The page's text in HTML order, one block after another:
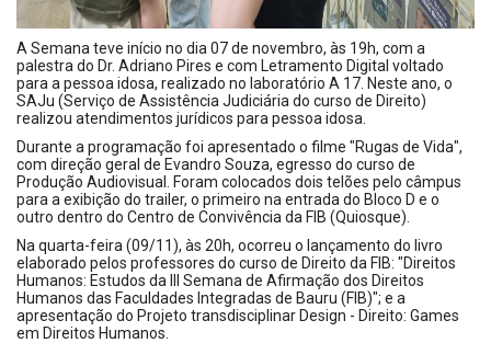
A Semana teve início no dia 07 de novembro, às 19h, com a
palestra do Dr. Adriano Pires e com Letramento Digital voltado
para a pessoa idosa, realizado no laboratório A 17. Neste ano, o
SAJu (Serviço de Assistência Judiciária do curso de Direito)
realizou atendimentos jurídicos para pessoa idosa.
Durante a programação foi apresentado o filme "Rugas de Vida",
com direção geral de Evandro Souza, egresso do curso de
Produção Audiovisual. Foram colocados dois telões pelo câmpus
para a exibição do trailer, o primeiro na entrada do Bloco D e o
outro dentro do Centro de Convivência da FIB (Quiosque).
Na quarta-feira (09/11), às 20h, ocorreu o lançamento do livro
elaborado pelos professores do curso de Direito da FIB: "Direitos
Humanos: Estudos da III Semana de Afirmação dos Direitos
Humanos das Faculdades Integradas de Bauru (FIB)"; e a
apresentação do Projeto transdisciplinar Design - Direito: Games
em Direitos Humanos.